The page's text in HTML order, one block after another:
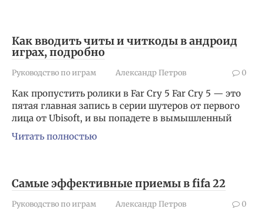
Как вводить читы и читкоды в андроид
играх, подробно
Руководство по играм Александр Петров 0
Как пропустить ролики в Far Cry 5 Far Cry 5 — это
пятая главная запись в серии шутеров от первого
лица от Ubisoft, и вы попадете в вымышленный
Читать полностью
Самые эффективные приемы в fifa 22
Руководство по играм Александр Петров 0